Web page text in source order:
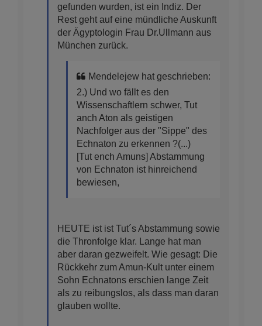
gefunden wurden, ist ein Indiz. Der
Rest geht auf eine mündliche Auskunft
der Ägyptologin Frau Dr.Ullmann aus
München zurück.
Mendelejew hat geschrieben:
2.) Und wo fällt es den
Wissenschaftlern schwer, Tut
anch Aton als geistigen
Nachfolger aus der "Sippe" des
Echnaton zu erkennen ?(...)
[Tut ench Amuns] Abstammung
von Echnaton ist hinreichend
bewiesen,
HEUTE ist ist Tut´s Abstammung sowie
die Thronfolge klar. Lange hat man
aber daran gezweifelt. Wie gesagt: Die
Rückkehr zum Amun-Kult unter einem
Sohn Echnatons erschien lange Zeit
als zu reibungslos, als dass man daran
glauben wollte.